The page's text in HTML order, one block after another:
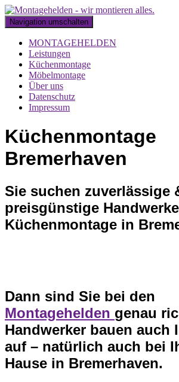
Navigation umschalten
MONTAGEHELDEN
Leistungen
Küchenmontage
Möbelmontage
Über uns
Datenschutz
Impressum
Küchenmontage
Bremerhaven
Sie suchen zuverlässige
preisgünstige
Küchenmontage in
Dann sind Sie bei den
Montagehelden genau
Handwerker bauen auch
auf – natürlich auch bei
Hause in Bremerhaven.